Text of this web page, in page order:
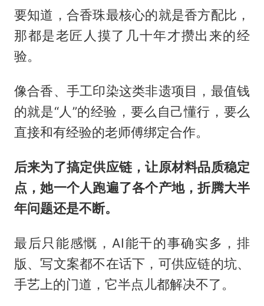
要知道，合香珠最核心的就是香方配比，
那都是老匠人摸了几十年才攒出来的经
验。
像合香、手工印染这类非遗项目，最值钱
的就是“人”的经验，要么自己懂行，要么
直接和有经验的老师傅绑定合作。
后来为了搞定供应链，让原材料品质稳定
点，她一个人跑遍了各个产地，折腾大半
年问题还是不断。
最后只能感慨，AI能干的事确实多，排
版、写文案都不在话下，可供应链的坑、
手艺上的门道，它半点儿都解决不了。